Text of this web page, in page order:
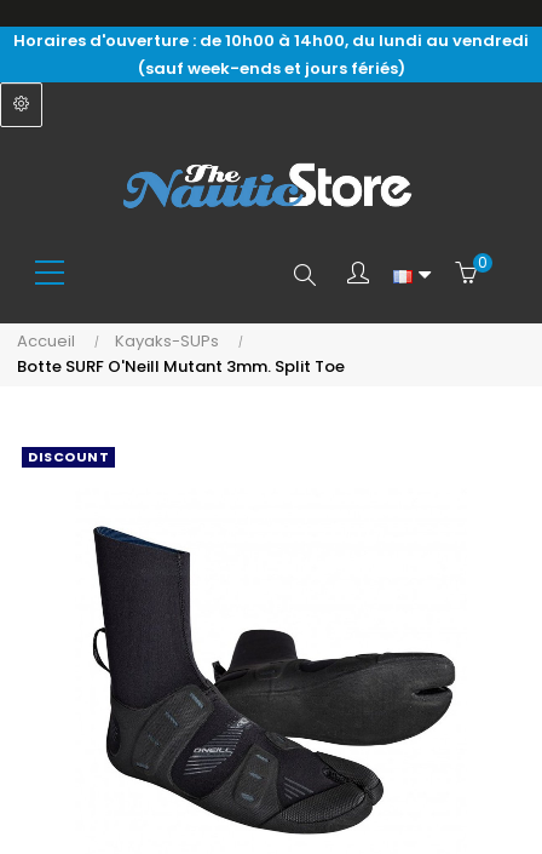
Horaires d'ouverture : de 10h00 à 14h00, du lundi au vendredi
(sauf week-ends et jours fériés)
Search
here...
0
Accueil
Kayaks-SUPs
Botte SURF O'Neill Mutant 3mm. Split Toe
DISCOUNT